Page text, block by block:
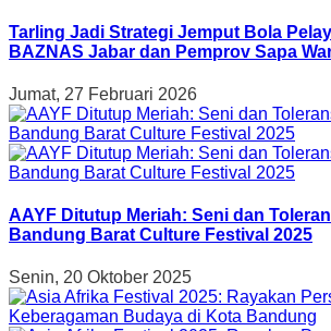
Tarling Jadi Strategi Jemput Bola
BAZNAS Jabar dan Pemprov Sapa
Jumat, 27 Februari 2026
AAYF Ditutup Meriah: Seni dan
Bandung Barat Culture Festival 2025
Senin, 20 Oktober 2025